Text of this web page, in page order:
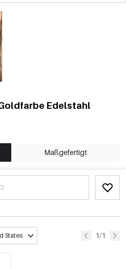
Edelstahl
Maßgefertigt
States 1/1